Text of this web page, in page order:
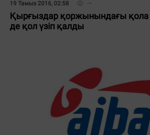
19 Тамыз 2016, 02:58
Қырғыздар қоржынындағы қола
де қол үзіп қалды